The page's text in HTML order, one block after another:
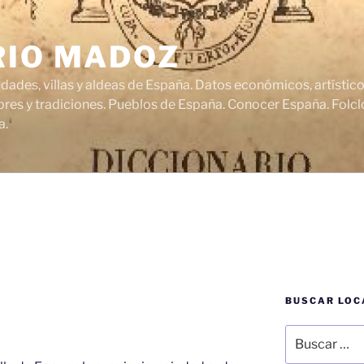
MADOZ
villas y aldeas de España. Datos económicos,
y tradiciones. Pueblos de España. Conocer España.
BUSCAR
por: